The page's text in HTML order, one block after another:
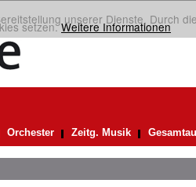
unserer Dienste. Durch
setzen.Weitere Informationen
Orchester Zeitg. Musik